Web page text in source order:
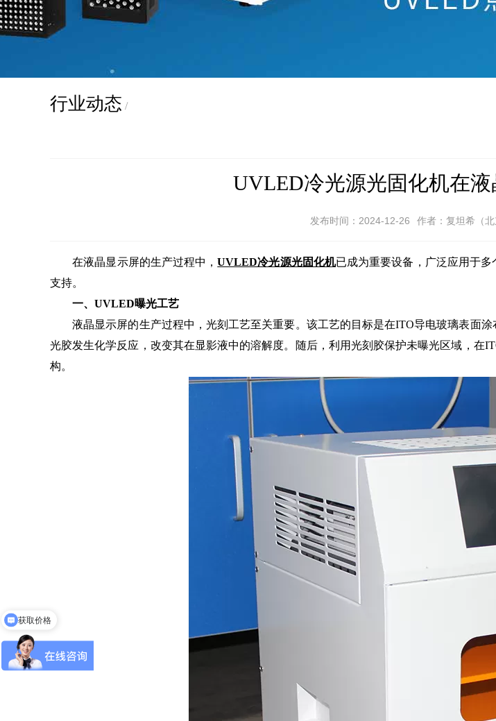
行业动态 /
UVLED冷光源光固化机在
发布时间：2024-12-26 作者：复坦希（
在液晶显示屏的生产过程中，UVLED冷光源光固化机已成为重要设备，广泛应用于
支持。
一、UVLED曝光工艺
液晶显示屏的生产过程中，光刻工艺至关重要。该工艺的目标是在ITO导电玻璃表面涂
光胶发生化学反应，改变其在显影液中的溶解度。随后，利用光刻胶保护未曝光区域，
构。
免费申请样机测试